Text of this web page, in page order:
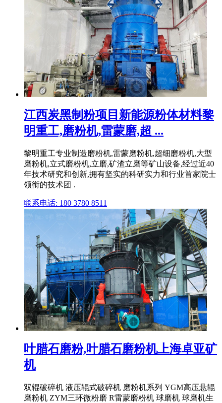
江西炭黑制粉项目新能源粉体材料黎
明重工,磨粉机,雷蒙磨,超 ...
黎明重工专业制造磨粉机,雷蒙磨粉机,超细磨粉机,大型
磨粉机,立式磨粉机,立磨,矿渣立磨等矿山设备,经过近40
年技术研究和创新,拥有坚实的科研实力和行业首家院士
领衔的技术团 .
联系电话: 180 3780 8511
叶腊石磨粉,叶腊石磨粉机上海卓亚矿
机
双辊破碎机 液压辊式破碎机 磨粉机系列 YGM高压悬辊
磨粉机 ZYM三环微粉磨 R雷蒙磨粉机 球磨机 球磨机生